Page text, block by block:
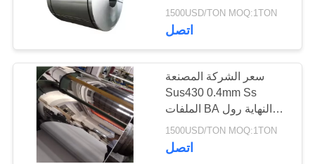
أنبوب ألومنيوم
25
صفيحة الفولاذ المقاوم
للصدأ
1500USD/TON MOQ:1TON
اتصل
سعر الشركة المصنعة
Sus430 0.4mm Ss
الملفات BA النهاية رول
بارد Aisi 430 BA المرآة
الفولاذ المقاوم للصدأ
الملفات
1500USD/TON MOQ:1TON
اتصل